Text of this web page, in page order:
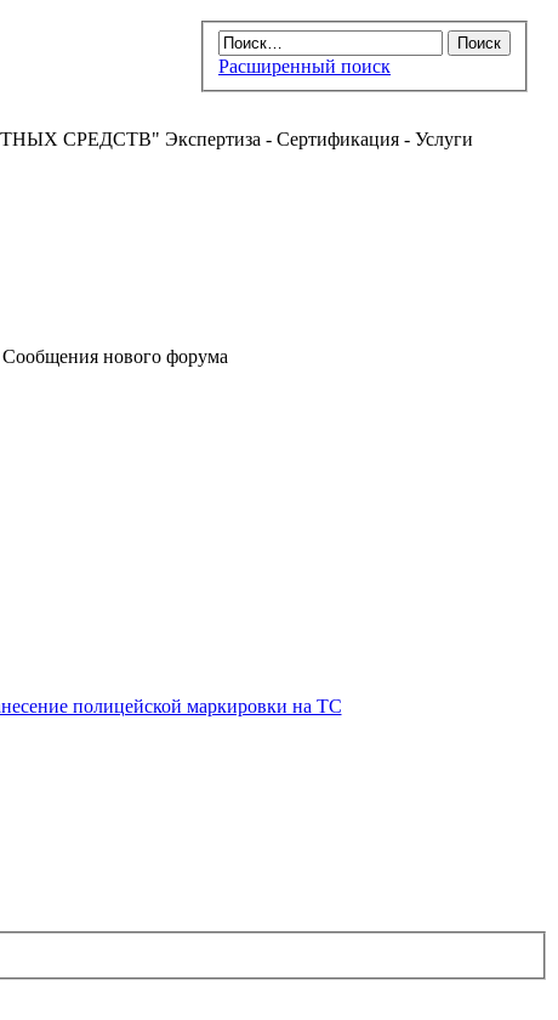
Расширенный поиск
Экспертиза - Сертификация - Услуги
Сообщения нового форума
полицейской маркировки на ТС